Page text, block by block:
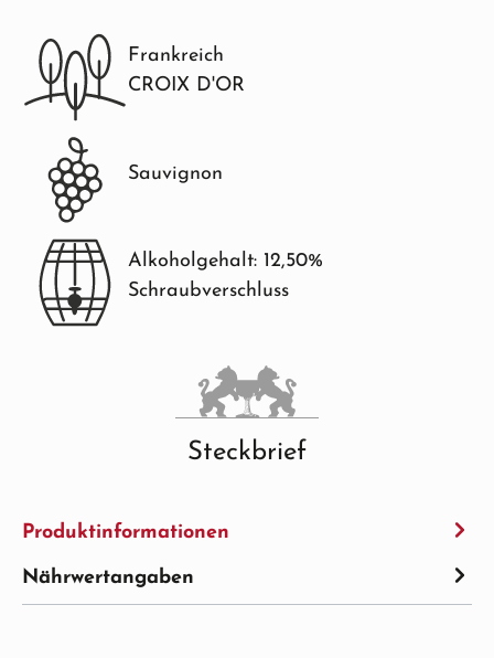
Frankreich
CROIX D'OR
Sauvignon
Alkoholgehalt: 12,50%
Schraubverschluss
Steckbrief
Produktinformationen
Nährwertangaben